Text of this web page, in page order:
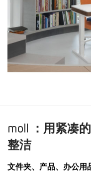
moll ：用紧凑
整洁
文件夹、产品、办公用